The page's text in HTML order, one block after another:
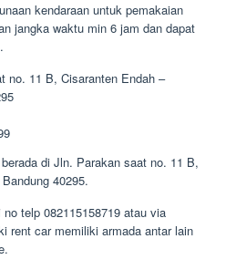
kendaraan untuk pemakaian
jangka waktu min 6 jam dan dapat
no. 11 B, Cisaranten Endah –
di Jln. Parakan saat no. 11 B,
40295.
telp 082115158719 atau via
rent car memiliki armada antar lain